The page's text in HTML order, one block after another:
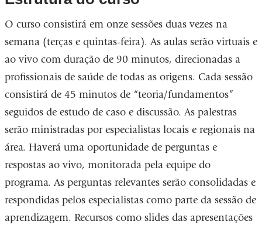
O curso consistirá em onze sessões duas vezes na
semana (terças e quintas-feira). As aulas serão virtuais e
ao vivo com duração de 90 minutos, direcionadas a
profissionais de saúde de todas as origens. Cada sessão
consistirá de 45 minutos de “teoria/fundamentos”
seguidos de estudo de caso e discussão. As palestras
serão ministradas por especialistas locais e regionais na
área. Haverá uma oportunidade de perguntas e
respostas ao vivo, monitorada pela equipe do
programa. As perguntas relevantes serão consolidadas e
respondidas pelos especialistas como parte da sessão de
aprendizagem. Recursos como slides das apresentações